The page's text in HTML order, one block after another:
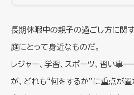
長期休暇中の親子の過ごし方に関
庭にとって身近なものだ。
レジャー、学習、スポーツ、習い
が、どれも“何をするか”に重点が置